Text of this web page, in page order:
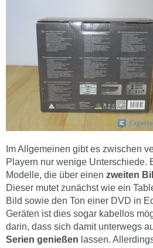
Im Allgemeinen gibt es zwischen
Playern nur wenige Unterschiede.
Modelle, die über einen zweiten
Dieser mutet zunächst wie ein
Bild sowie den Ton einer DVD in
Geräten ist dies sogar kabellos
darin, dass sich damit unterwegs
Serien genießen lassen.